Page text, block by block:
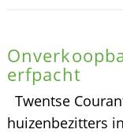
erfpacht
Twentse
huizenbezitters